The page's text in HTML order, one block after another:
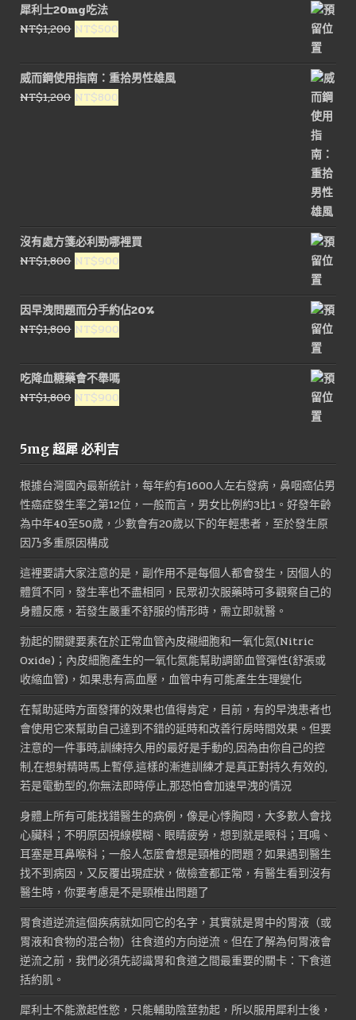
犀利士20mg吃法
NT$1,200 原
價
格：
NT$1,200。
NT$500
價
格：
NT$500。
威而鋼使用指南：重拾男性雄風
NT$1,200 原
NT$800
沒有處方箋必利勁哪裡買
NT$1,800 原
價
格：
NT$1,800。
NT$900
價
格：
NT$900。
因早洩問題而分手約佔20%
NT$1,800 原
價
格：
NT$1,800。
NT$900
價
格：
NT$900。
吃降血糖藥會不舉嗎
NT$1,800 原
格：
NT$900
5mg 超犀 必利吉
根據台灣國內最新統計，每年約有1600人左右發病，鼻咽癌佔男
性癌症發生率之第12位，一般而言，男女比例約3比1。好發年齡
為中年40至50歲，少數會有20歲以下的年輕患者，至於發生原
因乃多重原因構成
這裡要請大家注意的是，副作用不是每個人都會發生，因個人的
體質不同，發生率也不盡相同，民眾初次服藥時可多觀察自己的
身體反應，若發生嚴重不舒服的情形時，需立即就醫。
勃起的關鍵要素在於正常血管內皮襯細胞和一氧化氮(Nitric
Oxide)；內皮細胞產生的一氧化氮能幫助調節血管彈性(舒張或
收縮血管)，如果患有高血壓，血管中有可能產生生理變化
在幫助延時方面發揮的效果也值得肯定，目前，有的早洩患者也
會使用它來幫助自己達到不錯的延時和改善行房時間效果。但要
注意的一件事時,訓練持久用的最好是手動的,因為由你自己的控
制,在想射精時馬上暫停,這樣的漸進訓練才是真正對持久有效的,
若是電動型的,你無法即時停止,那恐怕會加速早洩的情況
身體上所有可能找錯醫生的病例，像是心悸胸悶，大多數人會找
心臟科；不明原因視線模糊、眼睛疲勞，想到就是眼科；耳鳴、
耳塞是耳鼻喉科；一般人怎麼會想是頸椎的問題？如果遇到醫生
找不到病因，又反覆出現症狀，做檢查都正常，有醫生看到沒有
醫生時，你要考慮是不是頸椎出問題了
胃食道逆流這個疾病就如同它的名字，其實就是胃中的胃液（或
胃液和食物的混合物）往食道的方向逆流。但在了解為何胃液會
逆流之前，我們必須先認識胃和食道之間最重要的關卡：下食道
括約肌。
犀利士不能激起性慾，只能輔助陰莖勃起，所以服用犀利士後，